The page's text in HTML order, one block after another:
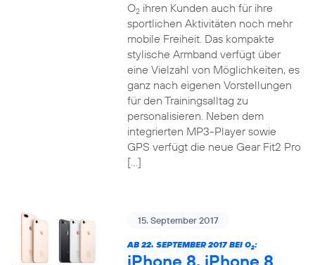
O2ihren Kunden auch für ihre
sportlichen Aktivitäten noch mehr
mobile Freiheit. Das kompakte
stylische Armband verfügt über
eine Vielzahl von Möglichkeiten, es
ganz nach eigenen Vorstellungen
für den Trainingsalltag zu
personalisieren. Neben dem
integrierten MP3-Player sowie
GPS verfügt die neue Gear Fit2 Pro
[…]
15. September 2017
AB 22. SEPTEMBER 2017 BEI O2:
iPhone 8, iPhone 8